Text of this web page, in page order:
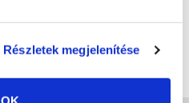
Részletek megjelenítése